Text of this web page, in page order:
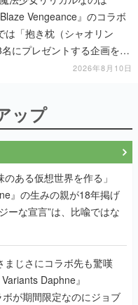
Vengeance』のコラボ
は「抱き枕（シャオリン
にプレゼントする企画を実
2026年8月10日
ップ
のある仮想世界を作る」
』の生みの親が18年掲げ
ーな宣言”は、比喩ではな
まじさにコラボ先も驚嘆
Daphne』
が期間限定なのにジョブ